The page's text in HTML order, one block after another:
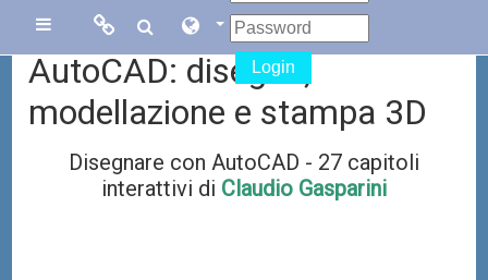
Links
Menu
Sito di Corsi in
Links
collegati
Facebook
Login
AutoCAD: disegno,
modellazione e stampa 3D
Disegnare con AutoCAD - 27 capitoli
interattivi di Claudio Gasparini